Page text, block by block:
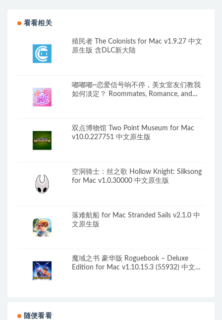
看看相关
殖民者 The Colonists for Mac v1.9.27 中文
原生版 含DLC新大陆
嘟嘟嘟~恋爱信号响不停，美女室友们教我
如何淡定？ Roommates, Romance, and
双点博物馆 Two Point Museum for Mac
v10.0.227751 中文原生版
空洞骑士：丝之歌 Hollow Knight: Silksong
for Mac v1.0.30000 中文原生版
落难航船 for Mac Stranded Sails v2.1.0 中
文原生版
魔域之书 豪华版 Roguebook – Deluxe
Edition for Mac v1.10.15.3 (55932) 中文原
随便看看